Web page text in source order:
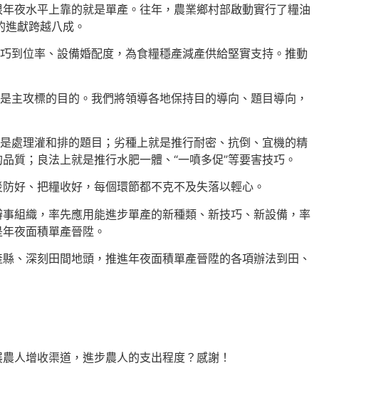
夜水平上靠的就是單產。往年，農業鄉村部啟動實行了糧油
獻跨越八成。
到位率、設備婚配度，為食糧穩產減產供給堅實支持。推動
主攻標的目的。我們將領導各地保持目的導向、題目導向，
處理灌和排的題目；劣種上就是推行耐密、抗倒、宜機的精
質；良法上就是推行水肥一體、“一噴多促”等要害技巧。
好、把糧收好，每個環節都不克不及失落以輕心。
組織，率先應用能進步單產的新種類、新技巧、新設備，率
夜面積單產晉陞。
、深刻田間地頭，推進年夜面積單產晉陞的各項辦法到田、
人增收渠道，進步農人的支出程度？感謝！